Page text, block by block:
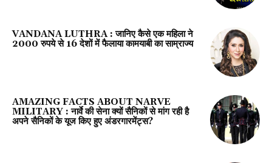
VANDANA LUTHRA : जानिए कैसे एक महिला ने
2000 रुपये से 16 देशों में फैलाया कामयाबी का साम्राज्य
AMAZING FACTS ABOUT NARVE
MILITARY : नार्वे की सेना क्यों सैनिकों से मांग रही है
अपने सैनिकों के यूज किए हुए अंडरगारमेंट्स?